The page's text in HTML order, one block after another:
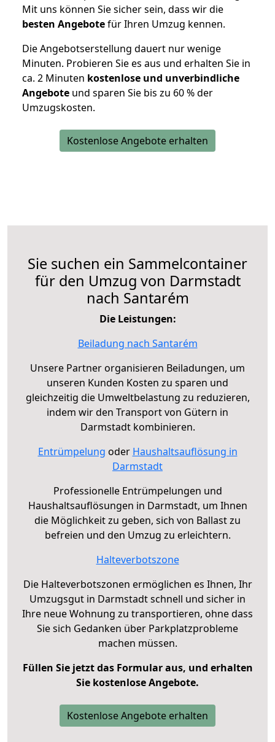
Mit uns können Sie sicher sein, dass wir die
besten Angebotefür Ihren Umzug kennen.
Die Angebotserstellung dauert nur wenige
Minuten. Probieren Sie es aus und erhalten Sie in
ca. 2 Minuten kostenlose und unverbindliche
Angebote und sparen Sie bis zu 60 % der
Umzugskosten.
Kostenlose Angebote erhalten
Sie suchen ein Sammelcontainer
für den Umzug von Darmstadt
nach Santarém
Die Leistungen:
Beiladung nach Santarém
Unsere Partner organisieren Beiladungen, um
unseren Kunden Kosten zu sparen und
gleichzeitig die Umweltbelastung zu reduzieren,
indem wir den Transport von Gütern in
Darmstadt kombinieren.
Entrümpelung oder Haushaltsauflösung in
Darmstadt
Professionelle Entrümpelungen und
Haushaltsauflösungen in Darmstadt, um Ihnen
die Möglichkeit zu geben, sich von Ballast zu
befreien und den Umzug zu erleichtern.
Halteverbotszone
Die Halteverbotszonen ermöglichen es Ihnen, Ihr
Umzugsgut in Darmstadt schnell und sicher in
Ihre neue Wohnung zu transportieren, ohne dass
Sie sich Gedanken über Parkplatzprobleme
machen müssen.
Füllen Sie jetzt das Formular aus, und erhalten
Sie kostenlose Angebote.
Kostenlose Angebote erhalten